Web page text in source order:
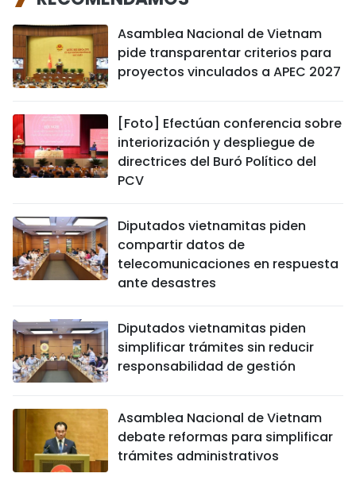
Asamblea Nacional de Vietnam
pide transparentar criterios para
proyectos vinculados a APEC 2027
[Foto] Efectúan conferencia sobre
interiorización y despliegue de
directrices del Buró Político del
PCV
Diputados vietnamitas piden
compartir datos de
telecomunicaciones en respuesta
ante desastres
Diputados vietnamitas piden
simplificar trámites sin reducir
responsabilidad de gestión
Asamblea Nacional de Vietnam
debate reformas para simplificar
trámites administrativos